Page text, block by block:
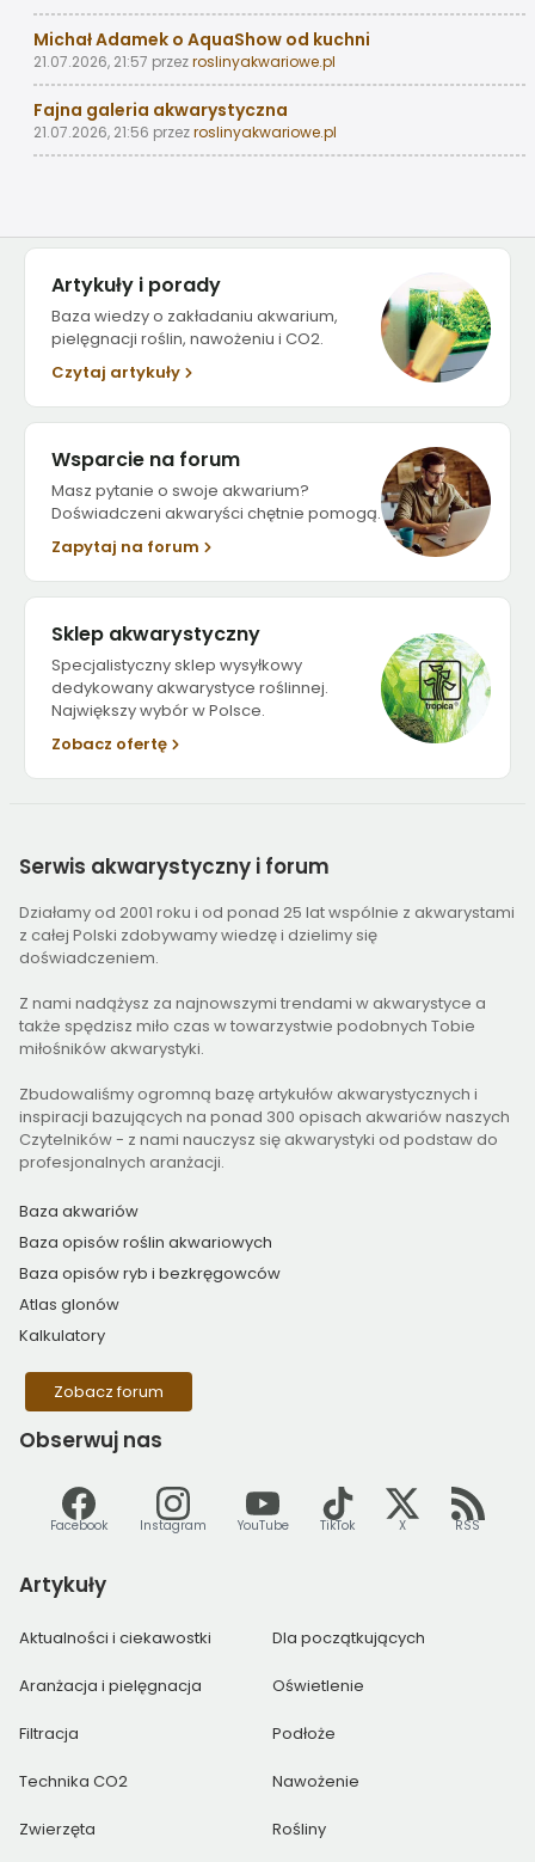
Michał Adamek o AquaShow od kuchni
21.07.2026, 21:57 przezroslinyakwariowe.pl
Fajna galeria akwarystyczna
21.07.2026, 21:56 przezroslinyakwariowe.pl
Artykuły i porady
Baza wiedzy o zakładaniu akwarium,
pielęgnacji roślin, nawożeniu i CO2.
Czytaj artykuły
Wsparcie na forum
Masz pytanie o swoje akwarium?
Doświadczeni akwaryści chętnie pomogą.
Zapytaj na forum
Sklep akwarystyczny
Specjalistyczny sklep wysyłkowy
dedykowany akwarystyce roślinnej.
Największy wybór w Polsce.
Zobacz ofertę
Serwis akwarystyczny i forum
Działamy od 2001 roku i od ponad 25 lat wspólnie z akwarystami
z całej Polski zdobywamy wiedzę i dzielimy się
doświadczeniem.
Z nami nadążysz za najnowszymi trendami w akwarystyce a
także spędzisz miło czas w towarzystwie podobnych Tobie
miłośników akwarystyki.
Zbudowaliśmy ogromną bazę artykułów akwarystycznych i
inspiracji bazujących na ponad 300 opisach akwariów naszych
Czytelników - z nami nauczysz się akwarystyki od podstaw do
profesjonalnych aranżacji.
Baza akwariów
Baza opisów roślin akwariowych
Baza opisów ryb i bezkręgowców
Atlas glonów
Kalkulatory
Zobacz forum
Obserwuj nas
Facebook Instagram YouTube TikTok X RSS
Artykuły
Aktualności i ciekawostki Dla początkujących
Aranżacja i pielęgnacja Oświetlenie
Filtracja Podłoże
Technika CO2 Nawożenie
Zwierzęta Rośliny